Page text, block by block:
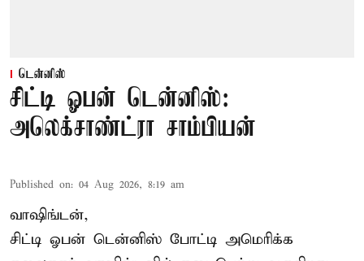
டென்னிஸ்
சிட்டி ஓபன் டென்னிஸ்:
அலெக்சாண்ட்ரா சாம்பியன்
Published on: 04 Aug 2026, 8:19 am
வாஷிங்டன்,
சிட்டி ஓபன் டென்னிஸ் போட்டி அமெரிக்க